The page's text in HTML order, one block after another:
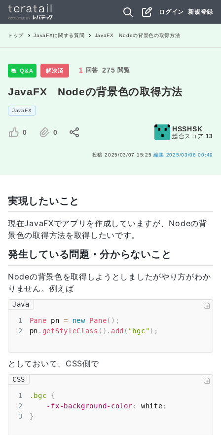
ログイン 新規登録
トップ JavaFXに関する質問 JavaFX Nodeの背景色の取得方法
Q&A 解決済 1 回答 275 閲覧
JavaFX Nodeの背景色の取得方法
JavaFX
0 0 HSSHSK
総合スコア 13
投稿 2025/03/07 15:25 編集 2025/03/08 00:49
実現したいこと
現在JavaFXでアプリを作成していますが、Nodeの背
景色の取得方法を取得したいです。
発生している問題・分からないこと
Nodeの背景色を取得しようとしましたがやり方がわか
りません。例えば
Java
1 Pane pn = new Pane( ) ;
2
pn . getStyleClass ( ) . add ( "bgc") ;
としておいて、CSS側で
CSS
1 .bgc
{
2
-fx-background-color: white;
3
}